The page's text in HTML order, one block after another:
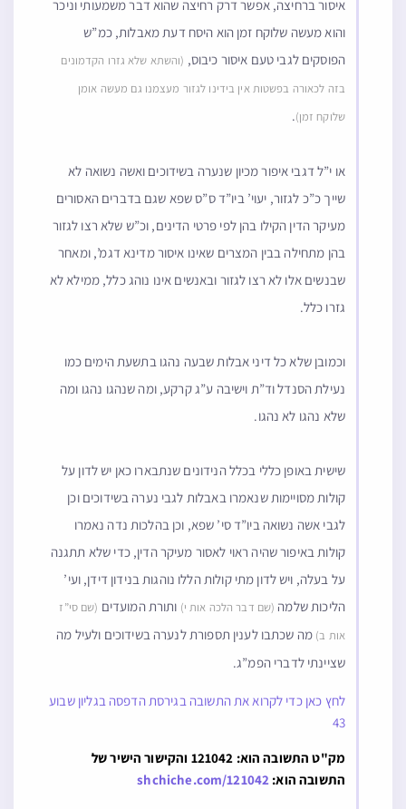
איסור ברחיצה, אפשר דרק רחיצה שהוא דבר משמעותי וניכר
והוא מעשה שלוקח זמן הוא היסח דעת מאבלות, כמ”ש
הפוסקים לגבי טעם איסור כיבוס, (והשתא שלא גזרו הקדמונים
בזה לכאורה בפשטות אין בידינו לגזור מעצמנו גם מעשה אומן
שלוקח זמן).
או י”ל דגבי איפור מכיון שנערה בשידוכים ואשה נשואה לא
שייך כ”כ לגזור, יעוי’ ביו”ד ס”ס שפא שגם בדברים האסורים
מעיקר הדין הקילו בהן לפי פרטי הדינים, וכ”ש שלא רצו לגזור
בהן מתחילה בבין המצרים שאינו איסור מדינא דגמ’, ומאחר
שבנשים אלו לא רצו לגזור ובאנשים אינו נוהג כלל, ממילא לא
גזרו כלל.
וכמובן שלא כל דיני אבלות שבעה נהגו בתשעת הימים כמו
נעילת הסנדל וד”ת וישיבה ע”ג קרקע, ומה שנהגו נהגו ומה
שלא נהגו לא נהגו.
שישית באופן כללי בכלל הנידונים שנתבארו כאן יש לדון על
קולות מסויימות שנאמרו באבלות לגבי נערה בשידוכים וכן
לגבי אשה נשואה ביו”ד סי’ שפא, וכן בהלכות נדה נאמרו
קולות באיפור שהיה ראוי לאסור מעיקר הדין, כדי שלא תתגנה
על בעלה, ויש לדון מתי קולות הללו נוהגות בנידון דידן, ועי’
הליכות שלמה (שם דבר הלכה אות י) ותורת המועדים (שם סי”ז
אות ב) מה שכתבו לענין תספורת לנערה בשידוכים ולעיל מה
שציינתי לדברי הפמ”ג.
לחץ כאן כדי לקרוא את התשובה בגירסת הדפסה בגליון שבוע
43
מק"ט התשובה הוא: 121042 והקישור הישיר של
התשובה הוא: shchiche.com/121042